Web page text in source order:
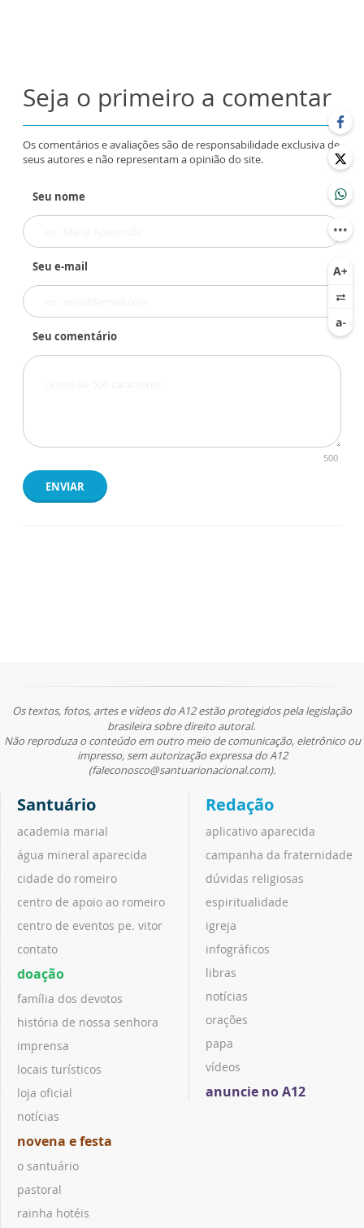
Seja o primeiro a comentar
Os comentários e avaliações são de responsabilidade exclusiva de
seus autores e não representam a opinião do site.
Seu nome
Seu e-mail
Seu comentário
500
ENVIAR
Os textos, fotos, artes e vídeos do A12 estão protegidos pela legislação
brasileira sobre direito autoral.
Não reproduza o conteúdo em outro meio de comunicação, eletrônico ou
impresso, sem autorização expressa do A12
(faleconosco@santuarionacional.com).
Santuário
academia marial
água mineral aparecida
cidade do romeiro
centro de apoio ao romeiro
centro de eventos pe. vitor
contato
doação
família dos devotos
história de nossa senhora
imprensa
locais turísticos
loja oficial
notícias
novena e festa
o santuário
pastoral
rainha hotéis
Redação
aplicativo aparecida
campanha da fraternidade
dúvidas religiosas
espiritualidade
igreja
infográficos
libras
notícias
orações
papa
vídeos
anuncie no A12